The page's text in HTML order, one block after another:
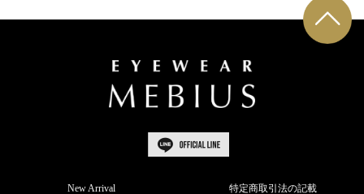
New Arrival 特定商取引法の記載